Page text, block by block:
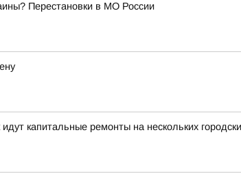
Перестановки в МО России
капитальные ремонты на нескольких